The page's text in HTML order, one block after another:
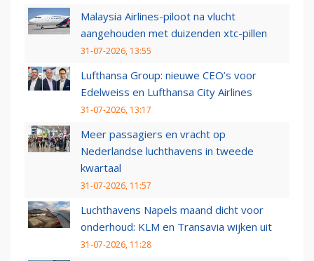
Malaysia Airlines-piloot na vlucht
aangehouden met duizenden xtc-pillen
31-07-2026, 13:55
Lufthansa Group: nieuwe CEO’s voor
Edelweiss en Lufthansa City Airlines
31-07-2026, 13:17
Meer passagiers en vracht op
Nederlandse luchthavens in tweede
kwartaal
31-07-2026, 11:57
Luchthavens Napels maand dicht voor
onderhoud: KLM en Transavia wijken uit
31-07-2026, 11:28